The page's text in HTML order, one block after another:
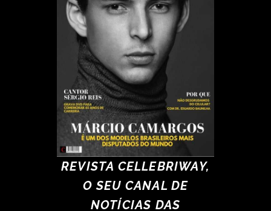
REVISTA CELLEBRIWAY,
O SEU CANAL DE
NOTÍCIAS DAS